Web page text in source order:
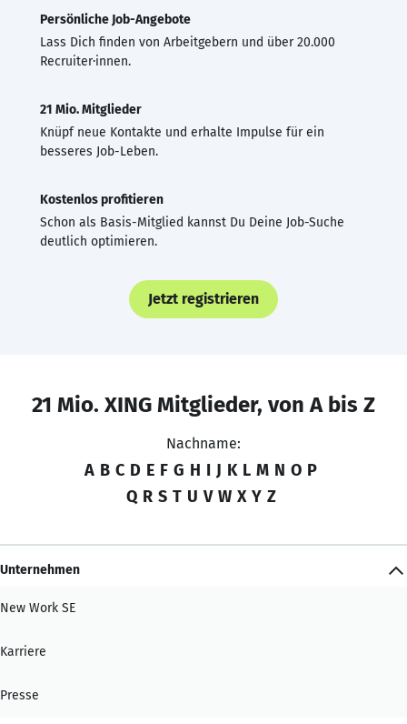
Persönliche Job-Angebote
Lass Dich finden von Arbeitgebern und über 20.000
Recruiter·innen.
21 Mio. Mitglieder
Knüpf neue Kontakte und erhalte Impulse für ein
besseres Job-Leben.
Kostenlos profitieren
Schon als Basis-Mitglied kannst Du Deine Job-Suche
deutlich optimieren.
Jetzt registrieren
21 Mio. XING Mitglieder, von A bis Z
Nachname:
A B C D E F G H I J K L M N O P
Q R S T U V W X Y Z
Unternehmen
New Work SE
Karriere
Presse